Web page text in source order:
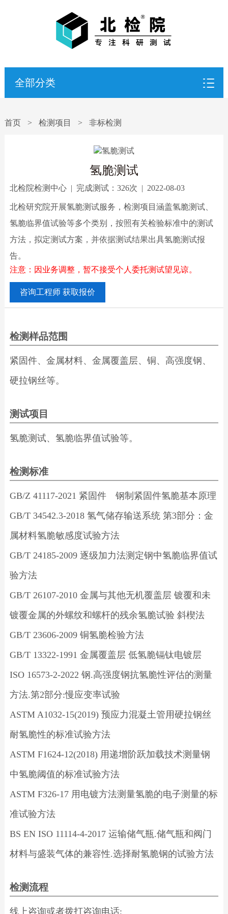
全部分类
首页 > 检测项目 > 非标检测
氢脆测试
北检院检测中心| 完成测试： 326次 | 2022-08-03
北检研究院开展氢脆测试服务，检测项目涵盖氢脆测试、
氢脆临界值试验等多个类别，按照有关检验标准中的测试
方法，拟定测试方案，并依据测试结果出具氢脆测试报
告。
注意：因业务调整，暂不接受个人委托测试望见谅。
咨询工程师 获取报价
检测样品范围
紧固件、金属材料、金属覆盖层、铜、高强度钢、
硬拉钢丝等。
测试项目
氢脆测试、氢脆临界值试验等。
检测标准
GB/Z 41117-2021 紧固件 钢制紧固件氢脆基本原理
GB/T 34542.3-2018 氢气储存输送系统 第3部分：金
属材料氢脆敏感度试验方法
GB/T 24185-2009 逐级加力法测定钢中氢脆临界值试
验方法
GB/T 26107-2010 金属与其他无机覆盖层 镀覆和未
镀覆金属的外螺纹和螺杆的残余氢脆试验 斜楔法
GB/T 23606-2009 铜氢脆检验方法
GB/T 13322-1991 金属覆盖层 低氢脆镉钛电镀层
ISO 16573-2-2022 钢.高强度钢抗氢脆性评估的测量
方法.第2部分:慢应变率试验
ASTM A1032-15(2019) 预应力混凝土管用硬拉钢丝
耐氢脆性的标准试验方法
ASTM F1624-12(2018) 用递增阶跃加载技术测量钢
中氢脆阈值的标准试验方法
ASTM F326-17 用电镀方法测量氢脆的电子测量的标
准试验方法
BS EN ISO 11114-4-2017 运输储气瓶.储气瓶和阀门
材料与盛装气体的兼容性.选择耐氢脆钢的试验方法
检测流程
线上咨询或者拨打咨询电话;